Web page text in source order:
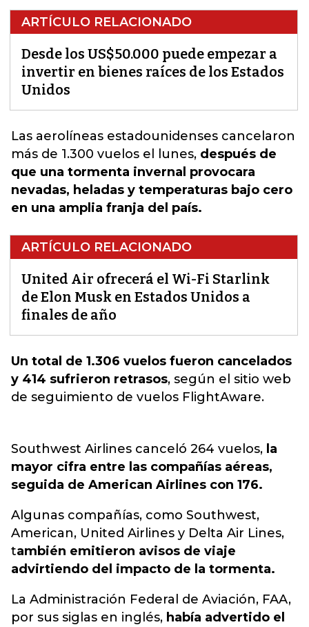
ARTÍCULO RELACIONADO
Desde los US$50.000 puede empezar a
invertir en bienes raíces de los Estados
Unidos
Las aerolíneas estadounidenses cancelaron
más de 1.300 vuelos el lunes, después de
que una tormenta invernal provocara
nevadas, heladas y temperaturas bajo cero
en una amplia franja del país.
ARTÍCULO RELACIONADO
United Air ofrecerá el Wi-Fi Starlink
de Elon Musk en Estados Unidos a
finales de año
Un total de 1.306 vuelos fueron cancelados
y 414 sufrieron retrasos, según el sitio web
de seguimiento de vuelos FlightAware.
Southwest Airlines canceló 264 vuelos, la
mayor cifra entre las compañías aéreas,
seguida de American Airlines con 176.
Algunas compañías, como Southwest,
American, United Airlines y Delta Air Lines,
también emitieron avisos de viaje
advirtiendo del impacto de la tormenta.
La Administración Federal de Aviación, FAA,
por sus siglas en inglés, había advertido el